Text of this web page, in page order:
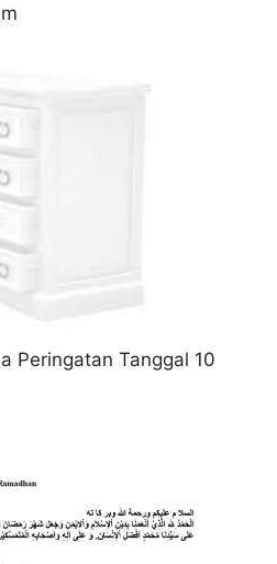
Peringatan Tanggal 10